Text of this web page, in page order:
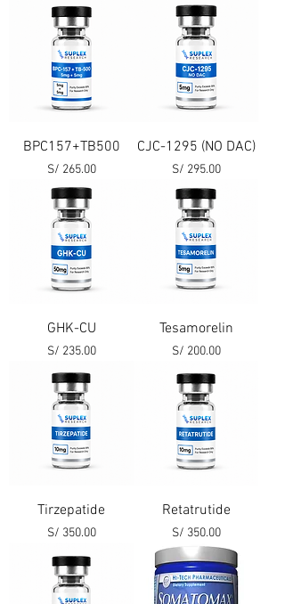
BPC157+TB500
Precio
S/ 265.00
CJC-1295 (NO DAC)
Precio
S/ 295.00
GHK-CU
Precio
S/ 235.00
Tesamorelin
Precio
S/ 200.00
Tirzepatide
Precio
S/ 350.00
Retatrutide
Precio
S/ 350.00